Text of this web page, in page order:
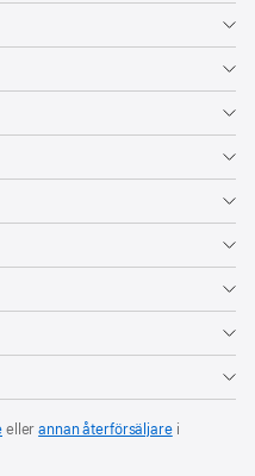
ellerannan återförsäljarei